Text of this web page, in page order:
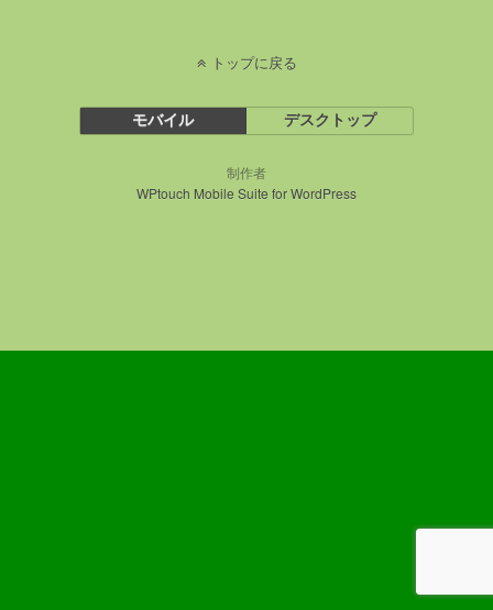
トップに戻る
モバイル デスクトップ
制作者
WPtouch Mobile Suite for WordPress